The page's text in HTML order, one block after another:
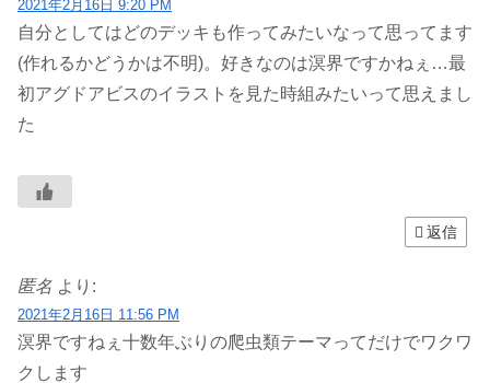
2021年2月16日 9:20 PM
自分としてはどのデッキも作ってみたいなって思ってます
(作れるかどうかは不明)。好きなのは溟界ですかねぇ…最
初アグドアビスのイラストを見た時組みたいって思えまし
た
返信
匿名 より:
2021年2月16日 11:56 PM
溟界ですねぇ十数年ぶりの爬虫類テーマってだけでワクワ
クします